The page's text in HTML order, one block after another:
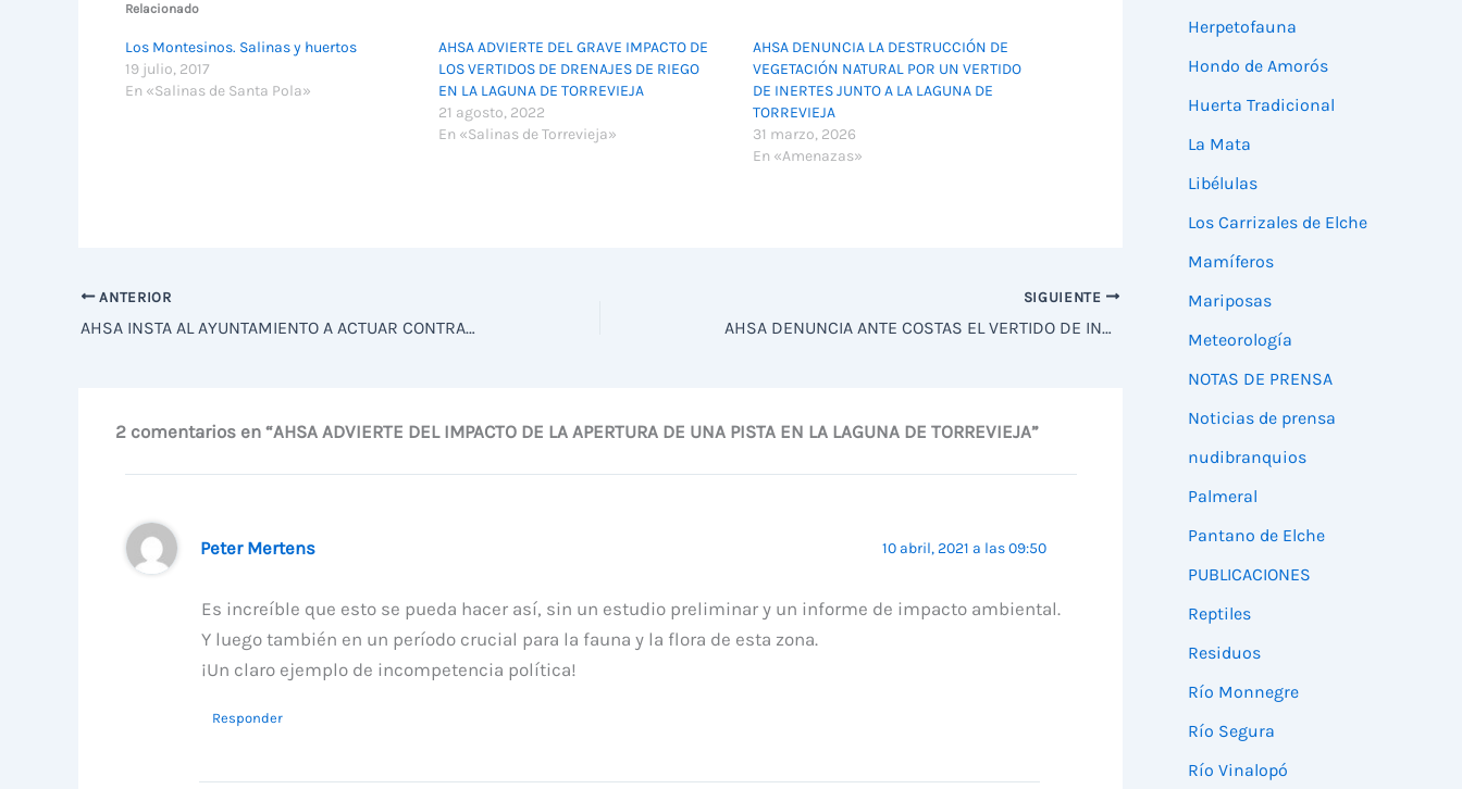
Relacionado
Los Montesinos. Salinas y huertos
19 julio, 2017
En «Salinas de Santa Pola»
AHSA ADVIERTE DEL GRAVE IMPACTO DE
LOS VERTIDOS DE DRENAJES DE RIEGO
EN LA LAGUNA DE TORREVIEJA
21 agosto, 2022
En «Salinas de Torrevieja»
AHSA DENUNCIA LA DESTRUCCIÓN DE
VEGETACIÓN NATURAL POR UN VERTIDO
DE INERTES JUNTO A LA LAGUNA DE
TORREVIEJA
31 marzo, 2026
En «Amenazas»
ANTERIOR
AHSA INSTA AL AYUNTAMIENTO A ACTUAR CONTRA LA DEGRADACIÓN DEL PANTANO DE ELCHE Y SU ENTORNO
SIGUIENTE
AHSA DENUNCIA ANTE COSTAS EL VERTIDO DE INERTES SOBRE LA PLAYA DE GUARDAMAR
2 comentarios en “AHSA ADVIERTE DEL IMPACTO DE LA APERTURA DE UNA PISTA EN LA LAGUNA DE TORREVIEJA”
Peter Mertens 10 abril, 2021 a las 09:50
Es increíble que esto se pueda hacer así, sin un estudio preliminar y un informe de impacto ambiental.
Y luego también en un período crucial para la fauna y la flora de esta zona.
¡Un claro ejemplo de incompetencia política!
Responder
Herpetofauna
Hondo de Amorós
Huerta Tradicional
La Mata
Libélulas
Los Carrizales de Elche
Mamíferos
Mariposas
Meteorología
NOTAS DE PRENSA
Noticias de prensa
nudibranquios
Palmeral
Pantano de Elche
PUBLICACIONES
Reptiles
Residuos
Río Monnegre
Río Segura
Río Vinalopó